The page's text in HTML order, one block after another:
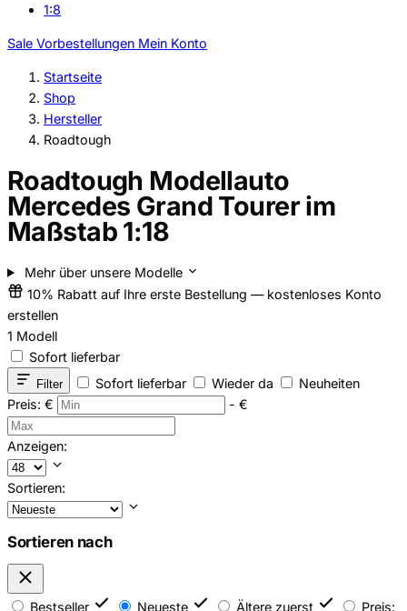
1:8
Sale Vorbestellungen Mein Konto
Startseite
Shop
Hersteller
Roadtough
Roadtough Modellauto
Mercedes Grand Tourer im
Maßstab 1:18
Mehr über unsere Modelle
10% Rabatt auf Ihre erste Bestellung — kostenloses Konto
erstellen
1 Modell
Sofort lieferbar
Filter Sofort lieferbar Wieder da
Neuheiten
Preis: € - €
Anzeigen:
Sortieren:
Sortieren nach
Bestseller Neueste Ältere zuerst
Preis: